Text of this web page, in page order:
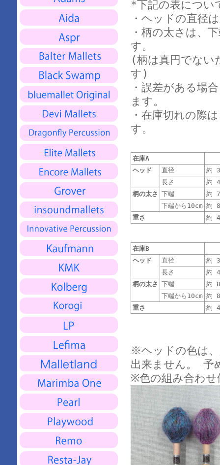
*下記の表につい
・ヘッドの直径
・柄の太さは、
す。
(柄は真円でない
す)
・誤差がある場
ます。
・在庫切れの際
す。
在庫A
ヘッド
直径
約
長さ
約
柄の太さ 下端
約
下端から10cm 約
重さ
約
在庫B
ヘッド
直径
約
長さ
約
柄の太さ 下端
約
下端から10cm 約
重さ
約
※ヘッドの色は
出来ません。 予
※色の組み合わせ